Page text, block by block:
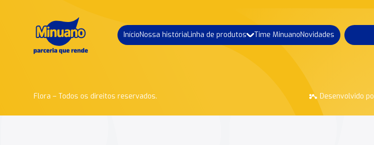
InícioNossa históriaLinha de produtos Time MinuanoNovidades
Flora – Todos os direitos reservados. Desenvolvido